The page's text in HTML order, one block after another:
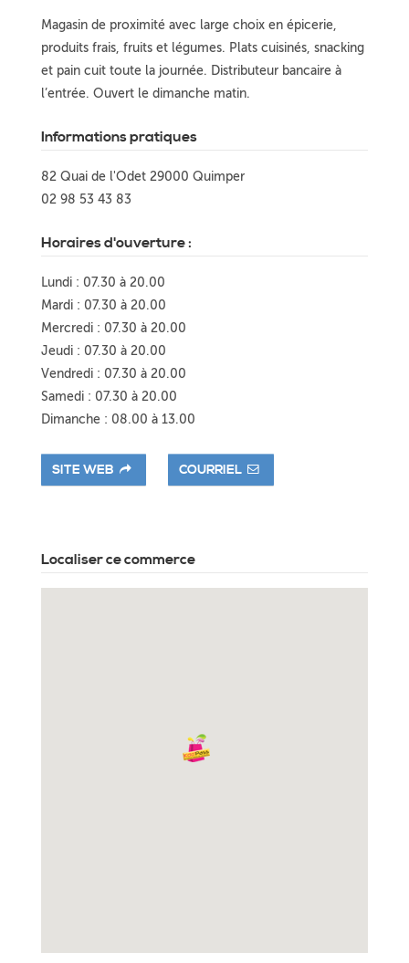
Magasin de proximité avec large choix en épicerie,
produits frais, fruits et légumes. Plats cuisinés, snacking
et pain cuit toute la journée. Distributeur bancaire à
l’entrée. Ouvert le dimanche matin.
Informations pratiques
82 Quai de l'Odet 29000 Quimper
02 98 53 43 83
Horaires d'ouverture :
Lundi : 07.30 à 20.00
Mardi : 07.30 à 20.00
Mercredi : 07.30 à 20.00
Jeudi : 07.30 à 20.00
Vendredi : 07.30 à 20.00
Samedi : 07.30 à 20.00
Dimanche : 08.00 à 13.00
SITE WEB COURRIEL
Localiser ce commerce